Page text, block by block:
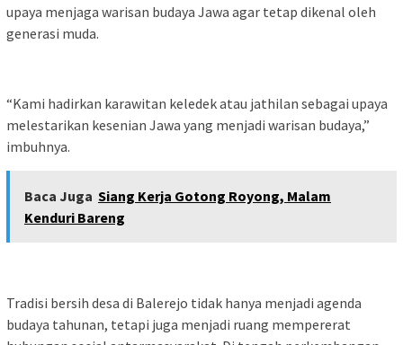
upaya menjaga warisan budaya Jawa agar tetap dikenal oleh
generasi muda.
“Kami hadirkan karawitan keledek atau jathilan sebagai upaya
melestarikan kesenian Jawa yang menjadi warisan budaya,”
imbuhnya.
Baca Juga Siang Kerja Gotong Royong, Malam
Kenduri Bareng
Tradisi bersih desa di Balerejo tidak hanya menjadi agenda
budaya tahunan, tetapi juga menjadi ruang mempererat